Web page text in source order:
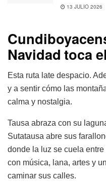
13 JULIO 2026
Navidad toca
Esta ruta late despacio.
y a sentir cómo las
calma y nostalgia.
Tausa abraza con su
Sutatausa abre sus
donde la luz se cuela
con música, lana, artes y
caminar sus calles.